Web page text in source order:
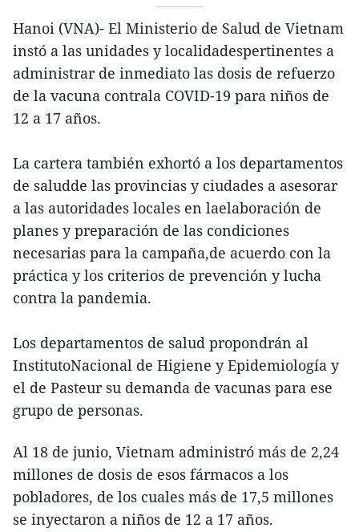
Hanoi (VNA)- El Ministerio de Salud de Vietnam
instó a las unidades y localidadespertinentes a
administrar de inmediato las dosis de refuerzo
de la vacuna contrala COVID-19 para niños de
12 a 17 años.
La cartera también exhortó a los departamentos
de saludde las provincias y ciudades a asesorar
a las autoridades locales en laelaboración de
planes y preparación de las condiciones
necesarias para la campaña,de acuerdo con la
práctica y los criterios de prevención y lucha
contra la pandemia.
Los departamentos de salud propondrán al
InstitutoNacional de Higiene y Epidemiología y
el de Pasteur su demanda de vacunas para ese
grupo de personas.
Al 18 de junio, Vietnam administró más de 2,24
millones de dosis de esos fármacos a los
pobladores, de los cuales más de 17,5 millones
se inyectaron a niños de 12 a 17 años.